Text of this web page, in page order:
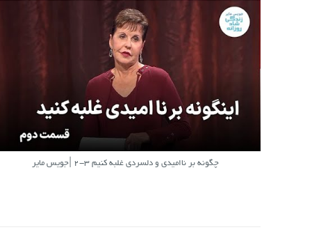
چگونه بر ناامیدی و دلسردی غلبه کنیم ۳-۲ |جویس مایر